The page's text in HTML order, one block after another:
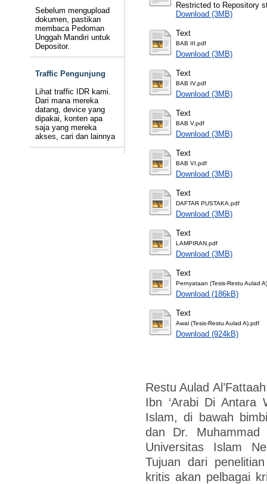
Sebelum mengupload
dokumen, pastikan
membaca Pedoman
Unggah Mandiri untuk
Depositor.
Traffic Pengunjung
Lihat traffic IDR kami.
Dari mana mereka
datang, device yang
dipakai, konten apa
saja yang mereka
akses, cari dan lainnya
Restricted to Repository
Download (3MB)
Text
BAB III.pdf
Download (3MB)
Text
BAB IV.pdf
Download (3MB)
Text
BAB V.pdf
Download (3MB)
Text
BAB VI.pdf
Download (3MB)
Text
DAFTAR PUSTAKA.pdf
Download (3MB)
Text
LAMPIRAN.pdf
Download (3MB)
Text
Pernyataan (Tesis-Restu Aulad
Download (186kB)
Text
Awal (Tesis-Restu Aulad A).pdf
Download (924kB)
Restu Aulad
Ibn ‘Arabi Di Antara
Islam, di bawah
dan Dr.
Universitas Islam
Tujuan dari
kritis akan pelbagai